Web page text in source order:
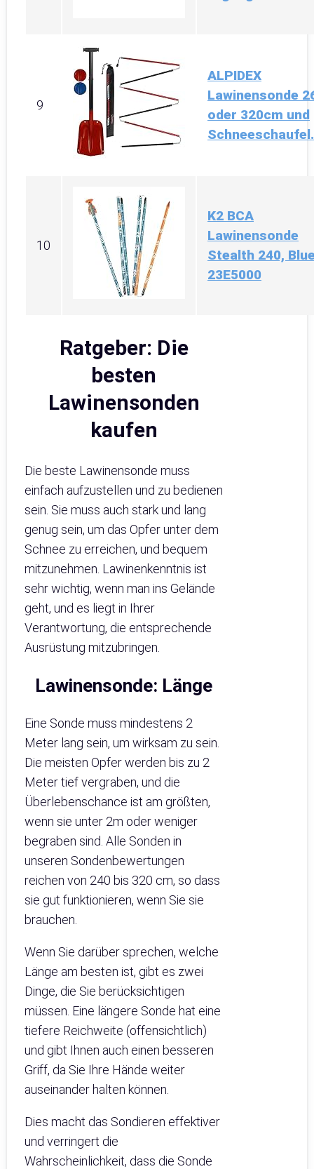
9
ALPIDEX
Lawinensonde
oder 320cm und
10
K2 BCA
Lawinensonde
Stealth 240,
23E5000
Ratgeber: Die
besten
Lawinensonden
kaufen
Die beste Lawinensonde muss
einfach aufzustellen und zu bedienen
sein. Sie muss auch stark und lang
genug sein, um das Opfer unter dem
Schnee zu erreichen, und bequem
mitzunehmen. Lawinenkenntnis ist
sehr wichtig, wenn man ins Gelände
geht, und es liegt in Ihrer
Verantwortung, die entsprechende
Ausrüstung mitzubringen.
Lawinensonde: Länge
Eine Sonde muss mindestens 2
Meter lang sein, um wirksam zu sein.
Die meisten Opfer werden bis zu 2
Meter tief vergraben, und die
Überlebenschance ist am größten,
wenn sie unter 2m oder weniger
begraben sind. Alle Sonden in
unseren Sondenbewertungen
reichen von 240 bis 320 cm, so dass
sie gut funktionieren, wenn Sie sie
brauchen.
Wenn Sie darüber sprechen, welche
Länge am besten ist, gibt es zwei
Dinge, die Sie berücksichtigen
müssen. Eine längere Sonde hat eine
tiefere Reichweite (offensichtlich)
und gibt Ihnen auch einen besseren
Griff, da Sie Ihre Hände weiter
auseinander halten können.
Dies macht das Sondieren effektiver
und verringert die
Wahrscheinlichkeit, dass die Sonde